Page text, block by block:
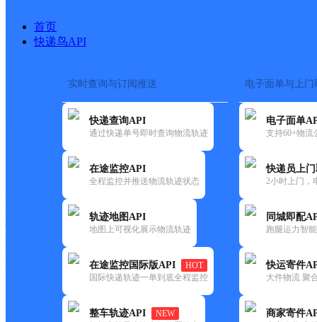
首页
快递鸟API
实时查询与订阅推送
快递查询API
通过快递单号即时查询物流轨迹
在途监控API
全程监控并推送物流轨迹状态
轨迹地图API
地图上可视化展示物流轨迹
在途监控国际版API
HOT
国际快递轨迹一单到底全程监控
整车轨迹API
NEW
电子面单与上门
电子面单
支持60+物流
快递员上
2小时上门，
同城即配
跑腿运力智
快运寄件
大件物流 聚
商家寄件
快递大全 > 快递网点
快递大全 快运大全